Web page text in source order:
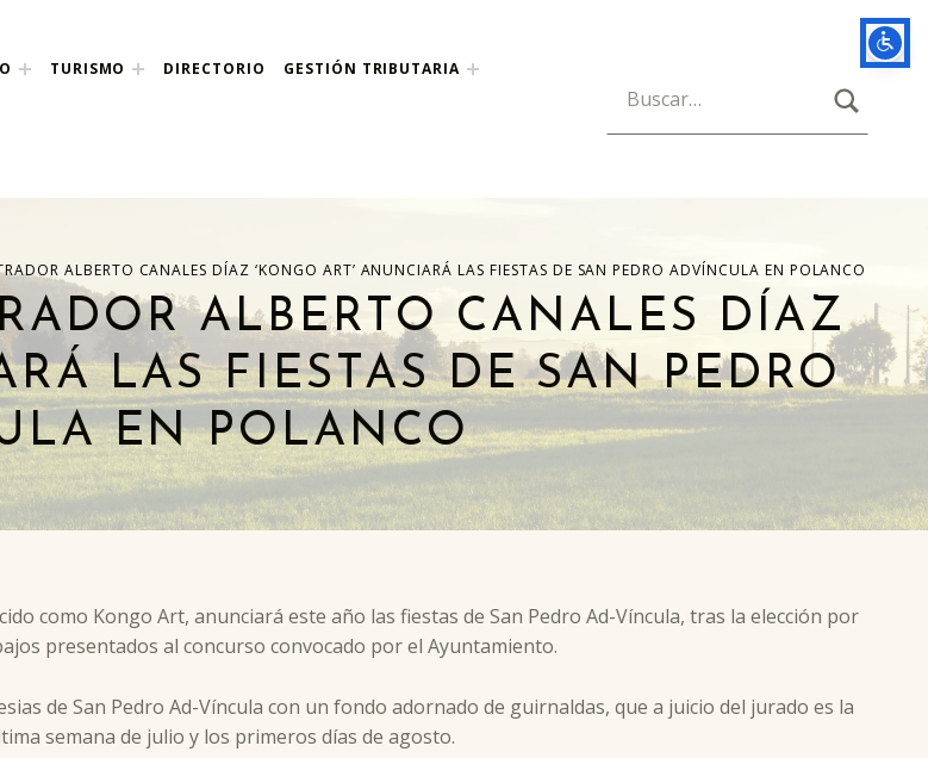
TURISMO DIRECTORIO GESTIÓN TRIBUTARIA
Búsqueda para:
ALBERTO CANALES DÍAZ ‘KONGO ART’ ANUNCIARÁ LAS FIESTAS DE SAN PEDRO ADVÍNCULA EN POLANCO
ALBERTO CANALES DÍAZ
LAS FIESTAS DE SAN PEDRO
EN POLANCO
como Kongo Art, anunciará este año las fiestas de San Pedro Ad-Víncula, tras la elección por
presentados al concurso convocado por el Ayuntamiento.
de San Pedro Ad-Víncula con un fondo adornado de guirnaldas, que a juicio del jurado es la
semana de julio y los primeros días de agosto.